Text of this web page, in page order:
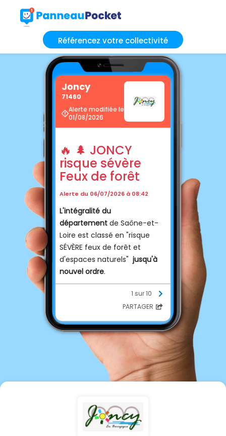
Référencez votre collectivité
Joncy
71460
Alerte modifiée le
01/08/2026
🔥 🌲 JONCY
risque sévère
Feux de forêt
Alerte du 06/07/2026 à 08:42
L'intégralité du
département de Saône-et-
Loire est classé en "risque
SÉVÈRE feux de forêt et
d'espaces naturels" jusqu'à
nouvel ordre.
Des feux de broussailles se
sont déclarés vendredi soir à
Rains
Vigilance accrue et
comportements adaptés
sont nécessaires
1 sur 10
PARTAGER